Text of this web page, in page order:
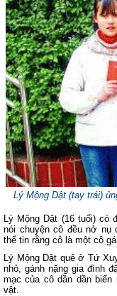
Lý Mộng Dật (tay trái)
Lý Mộng Dật (16 tuổi) có
nói chuyện cô đều nở
thể tin rằng cô là một cô
Lý Mộng Dật quê ở Tứ
nhỏ, gánh nặng gia đình
mạc của cô dần dần
vật.